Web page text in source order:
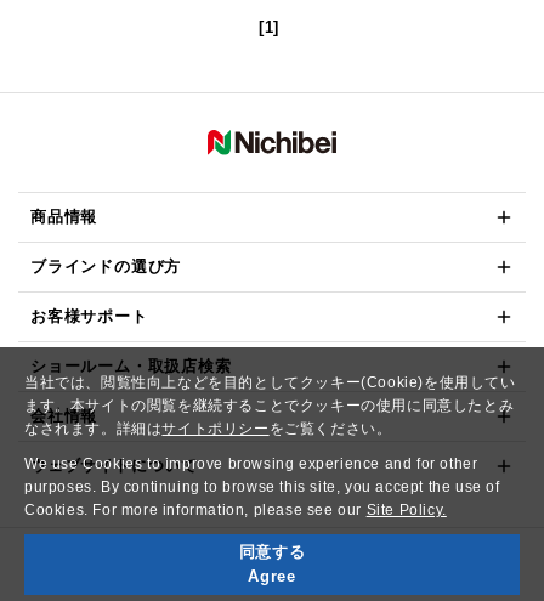
当社では、閲覧性向上などを目的としてクッキー(Cookie)を使用してい
ます。本サイトの閲覧を継続することでクッキーの使用に同意したとみ
なされます。詳細はサイトポリシー をご覧ください。
We use Cookies to improve browsing experience and for other
purposes. By continuing to browse this site, you accept the use of
Cookies. For more information, please see our Site Policy.
同意する
Agree
[1]
商品情報
ブラインドの選び方
お客様サポート
ショールーム・取扱店検索
会社情報
ウェブサイトについて
Copyright© NICHIBEI CO.,LTD. All Rights Reserved.